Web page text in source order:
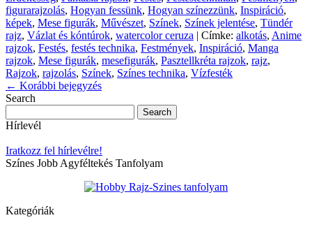
figurarajzolás, Hogyan fessünk, Hogyan színezzünk, Inspiráció,
képek, Mese figurák, Művészet, Színek, Színek jelentése, Tündér
rajz, Vázlat és kóntúrok, watercolor ceruza | Címke: alkotás, Anime
rajzok, Festés, festés technika, Festmények, Inspiráció, Manga
rajzok, Mese figurák, mesefigurák, Pasztellkréta rajzok, rajz,
Rajzok, rajzolás, Színek, Színes technika, Vízfesték
← Korábbi bejegyzés
Search
Hírlevél
Iratkozz fel hírlevélre!
Színes Jobb Agyféltekés Tanfolyam
Kategóriák